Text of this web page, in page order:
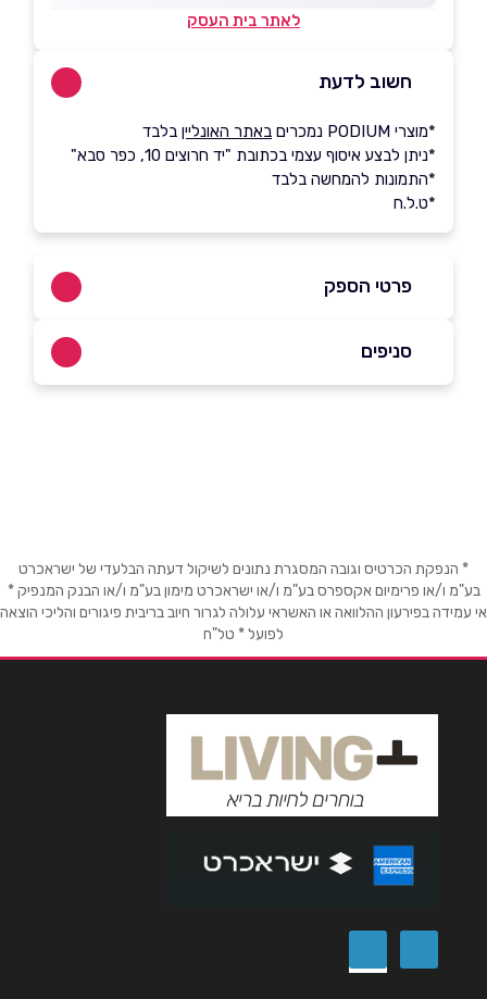
לאתר בית העסק
חשוב לדעת
*מוצרי PODIUM נמכרים באתר האונליין בלבד
*ניתן לבצע איסוף עצמי בכתובת "יד חרוצים 10, כפר סבא"
*התמונות להמחשה בלבד
*ט.ל.ח
פרטי הספק
באתר בפייסבוק
טלפון*
אנא חזרו אלי בקשר ל...
סניפים
* הנפקת הכרטיס וגובה המסגרת נתונים לשיקול דעתה הבלעדי של ישראכרט
בע"מ ו/או פרימיום אקספרס בע"מ ו/או ישראכרט מימון בע"מ ו/או הבנק המנפיק *
אי עמידה בפירעון ההלוואה או האשראי עלולה לגרור חיוב בריבית פיגורים והליכי הוצאה
לפועל * טל"ח